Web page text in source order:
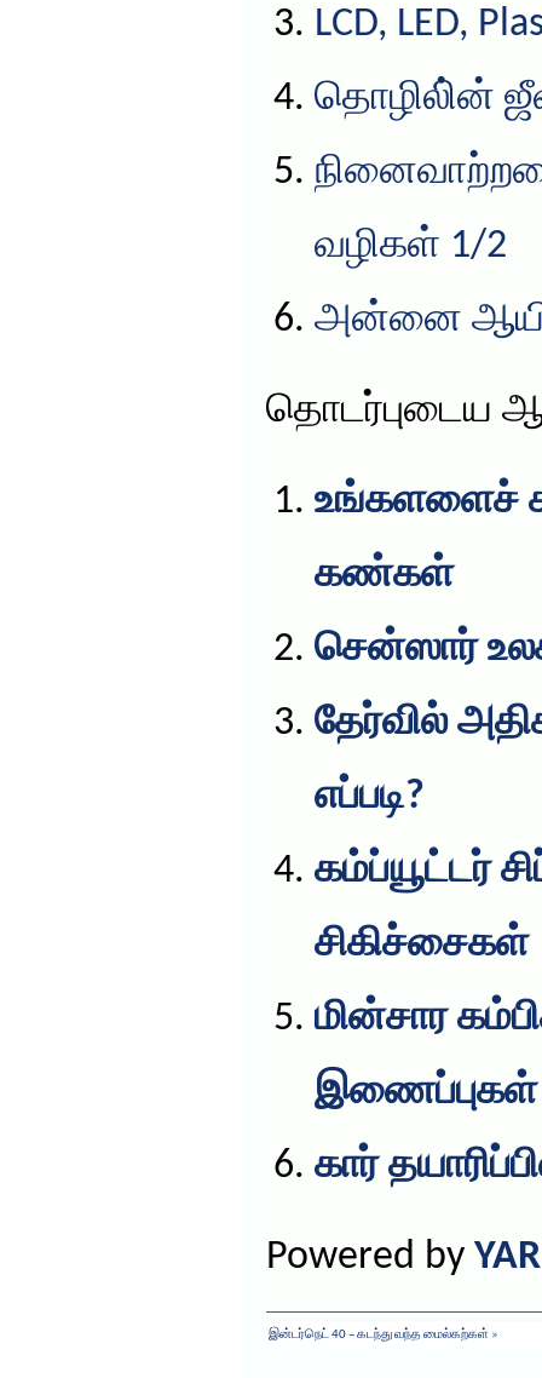
LCD, LED,
தொழிலி்ன்
வழிகள் 1/2
அன்னை
தொடர்புடைய
உங்களளைச்
கண்கள்
சென்ஸார்
தேர்வில்
எப்படி?
கம்ப்யூட்டர்
சிகிச்சைகள்
மின்சார
இணைப்புகள்
கார்
Powered by
இன்டர்நெட் 40 – கடந்து வந்த மைல்கற்கள் »